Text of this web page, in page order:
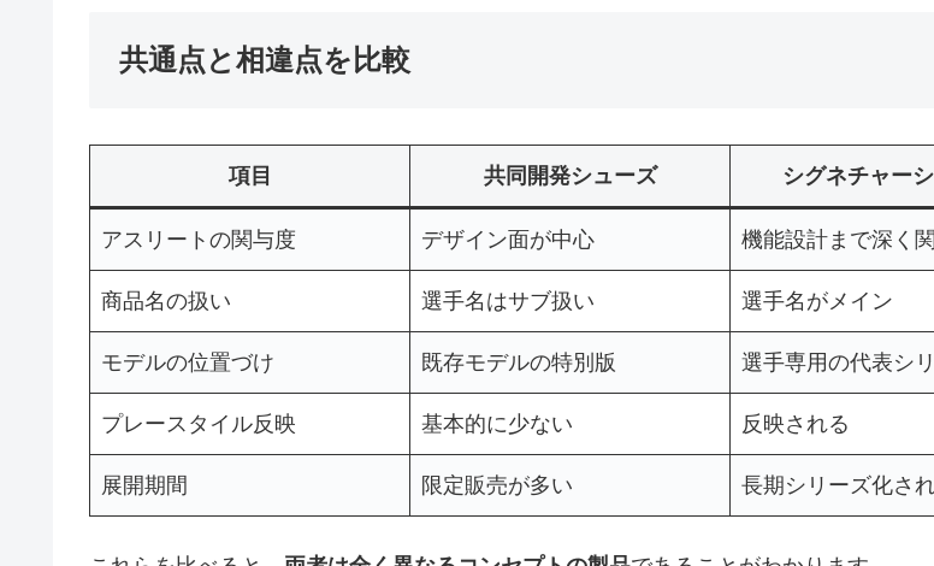
共通点と相違点を比較
項目 共同開発シューズ シグネチャー
アスリートの関与度 デザイン面が中心 機能設計まで深く
商品名の扱い 選手名はサブ扱い 選手名がメイン
モデルの位置づけ 既存モデルの特別版 選手専用の代表シ
プレースタイル反映 基本的に少ない 反映される
展開期間 限定販売が多い 長期シリーズ化さ